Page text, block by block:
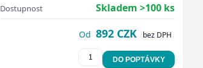
Dostupnost Skladem >100 ks
Od 892 CZK bez DPH
DO POPTÁVKY